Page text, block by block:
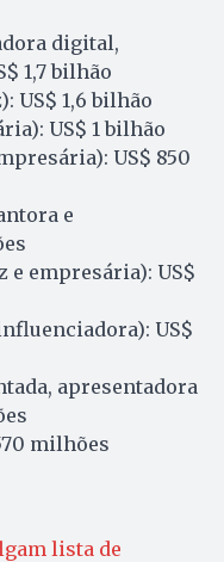
digital,
1,7 bilhão
US$ 1,6 bilhão
US$ 1 bilhão
US$ 850
e
e empresária): US$
US$
apresentadora
milhões
lista de